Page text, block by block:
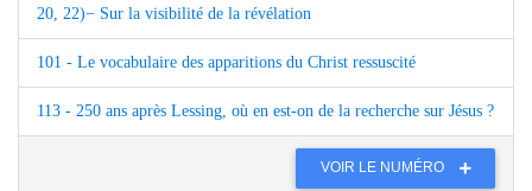
20, 22)− Sur la visibilité de la révélation
101 - Le vocabulaire des apparitions du Christ ressuscité
113 - 250 ans après Lessing, où en est-on de la recherche sur Jésus ?
VOIR LE NUMÉRO